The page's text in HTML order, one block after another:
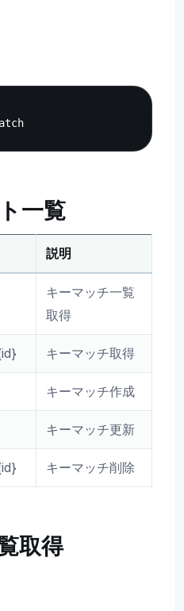
一覧
説明
キーマッチ一覧
取得
キーマッチ取得
キーマッチ作成
キーマッチ更新
キーマッチ削除
取得